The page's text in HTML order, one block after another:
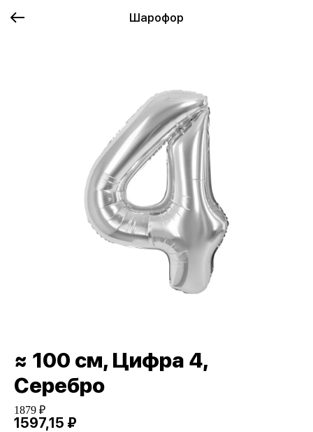
Шарофор
≈ 100 см, Цифра 4,
Серебро
1879 ₽
1597,15 ₽